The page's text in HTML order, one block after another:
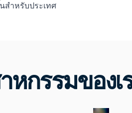
สำหรับประเทศ
กรรมของเ